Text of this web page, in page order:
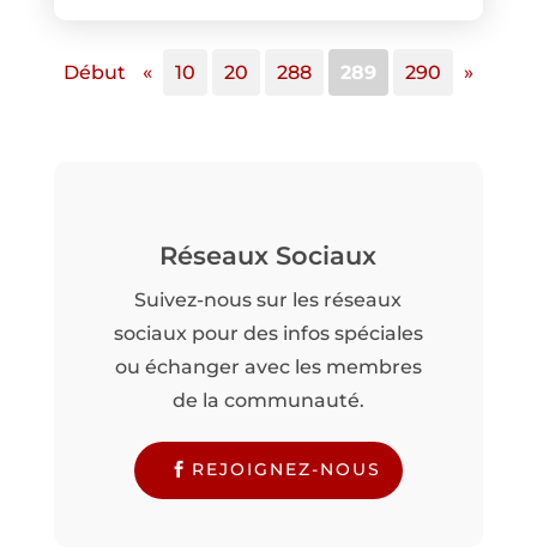
Début « 10 20 288 289 290 »
Réseaux Sociaux
Suivez-nous sur les réseaux
sociaux pour des infos spéciales
ou échanger avec les membres
de la communauté.
REJOIGNEZ-NOUS